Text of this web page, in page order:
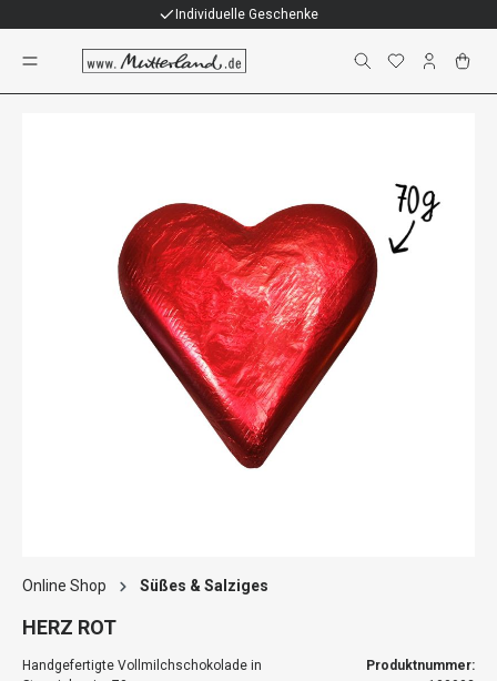
Individuelle Geschenke
Online Shop Süßes & Salziges
HERZ ROT
Handgefertigte Vollmilchschokolade in
Produktnummer: